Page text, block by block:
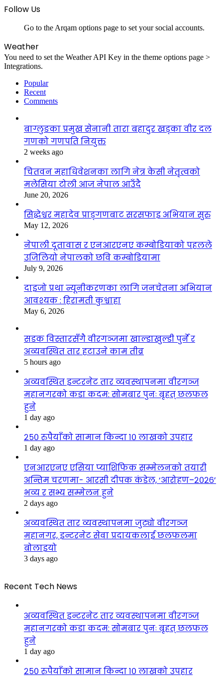
Follow Us
Go to the Arqam options page to set your social accounts.
Weather
You need to set the Weather API Key in the theme options page >
Integrations.
Popular
Recent
Comments
बाग्लुङका प्रमुख सेनानी तारा बहादुर खड्का वीर दल
गणको गणपति नियुक्त
2 weeks ago
चितवन महाधिवेशनका लागि नेत्र केसी नेतृत्वको
मलेसिया टोली आज नेपाल आउँदै
June 20, 2026
सिद्धेश्वर महादेव प्राङ्गणबाट सरसफाइ अभियान सुरु
May 12, 2026
नेपाली दूतावास र एनआरएनए कम्बोडियाको पहलले
उजिलियो नेपालको छवि कम्बोडियामा
July 9, 2026
दाइजो प्रथा न्यूनीकरणका लागि जनचेतना अभियान
आवश्यक : हिरामती कुश्वाहा
May 6, 2026
सडक विस्तारसँगै वीरगञ्जमा खाल्डाखुल्डी पुर्ने र
अव्यवस्थित तार हटाउने काम तीव्र
5 hours ago
अव्यवस्थित इन्टरनेट तार व्यवस्थापनमा वीरगञ्ज
महानगरको कडा कदम: सोमबार पुनः बृहत् छलफल
हुने
1 day ago
२५० रुपैयाँको सामान किन्दा १० लाखको उपहार
1 day ago
एनआरएनए एसिया प्याशिफिक सम्मेलनको तयारी
अन्तिम चरणमा- आरसी दीपक कंडेल, ‘आरोहण–२०२६’
भव्य र सभ्य सम्मेलन हुने
2 days ago
अव्यवस्थित तार व्यवस्थापनमा जुट्यो वीरगञ्ज
महानगर, इन्टरनेट सेवा प्रदायकलाई छलफलमा
बोलाइयो
3 days ago
Recent Tech News
अव्यवस्थित इन्टरनेट तार व्यवस्थापनमा वीरगञ्ज
महानगरको कडा कदम: सोमबार पुनः बृहत् छलफल
हुने
1 day ago
२५० रुपैयाँको सामान किन्दा १० लाखको उपहार